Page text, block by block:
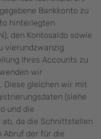
Bankkonto zu
hinterlegten
den Kontosaldo sowie
vierundzwanzig
Ihres Accounts zu
wir
Diese gleichen wir mit
(siehe
und die
da die Schnittstellen
Abruf der für die